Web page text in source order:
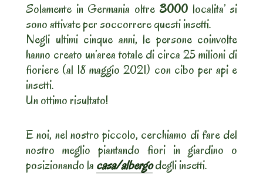
Solamente in Germania oltre 3000 localita’ si
sono attivate per soccorrere questi insetti.
Negli ultimi cinque anni, le persone coinvolte
hanno creato un’area totale di circa 25 milioni di
fioriere (al 18 maggio 2021) con cibo per api e
insetti.
Un ottimo risultato!
E noi, nel nostro piccolo, cerchiamo di fare del
nostro meglio piantando fiori in giardino o
posizionando la casa/albergodegli insetti.